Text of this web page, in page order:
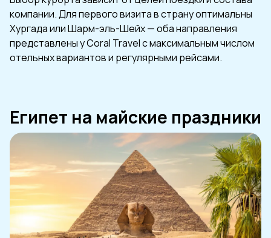
компании. Для первого визита в страну оптимальны
Хургада или Шарм-эль-Шейх — оба направления
представлены у Coral Travel с максимальным числом
отельных вариантов и регулярными рейсами.
Египет на майские праздники